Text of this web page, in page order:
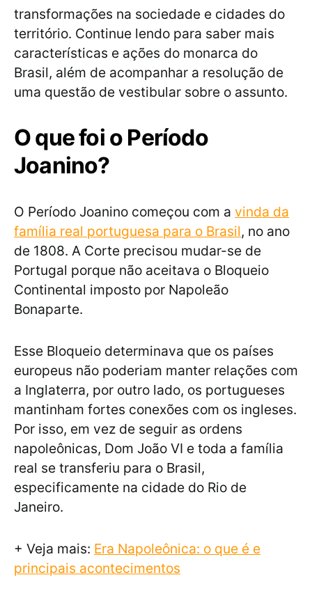
transformações na sociedade e cidades do
território. Continue lendo para saber mais
características e ações do monarca do
Brasil, além de acompanhar a resolução de
uma questão de vestibular sobre o assunto.
O que foi o Período
Joanino?
O Período Joanino começou com a vinda da
família real portuguesa para o Brasil, no ano
de 1808. A Corte precisou mudar-se de
Portugal porque não aceitava o Bloqueio
Continental imposto por Napoleão
Bonaparte.
Esse Bloqueio determinava que os países
europeus não poderiam manter relações com
a Inglaterra, por outro lado, os portugueses
mantinham fortes conexões com os ingleses.
Por isso, em vez de seguir as ordens
napoleônicas, Dom João VI e toda a família
real se transferiu para o Brasil,
especificamente na cidade do Rio de
Janeiro.
+ Veja mais: Era Napoleônica: o que é e
principais acontecimentos